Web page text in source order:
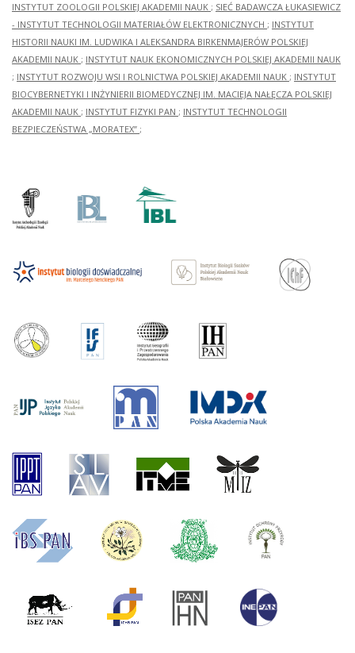
INSTYTUT ZOOLOGII POLSKIEJ AKADEMII NAUK ; SIEĆ BADAWCZA ŁUKASIEWICZ
- INSTYTUT TECHNOLOGII MATERIAŁÓW ELEKTRONICZNYCH ; INSTYTUT
HISTORII NAUKI IM. LUDWIKA I ALEKSANDRA BIRKENMAJERÓW POLSKIEJ
AKADEMII NAUK ; INSTYTUT NAUK EKONOMICZNYCH POLSKIEJ AKADEMII NAUK
; INSTYTUT ROZWOJU WSI I ROLNICTWA POLSKIEJ AKADEMII NAUK ; INSTYTUT
BIOCYBERNETYKI I INŻYNIERII BIOMEDYCZNEJ IM. MACIEJA NAŁĘCZA POLSKIEJ
AKADEMII NAUK ; INSTYTUT FIZYKI PAN ; INSTYTUT TECHNOLOGII
BEZPIECZEŃSTWA „MORATEX” ;